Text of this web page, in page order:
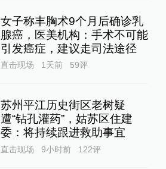
女子称丰胸术9个月后确诊乳
腺癌，医美机构：手术不可能
引发癌症，建议走司法途径
直击现场 1天前 59评
苏州平江历史街区老树疑
遭“钻孔灌药”，姑苏区住建
委：将持续跟进救助事宜
直击现场 9小时前 122评